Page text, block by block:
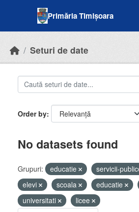
Primăria Timișoara
Seturi de date
Order by
No datasets found
Grupuri: educatie servicii-
elevi
scoala educatie
universitati
licee